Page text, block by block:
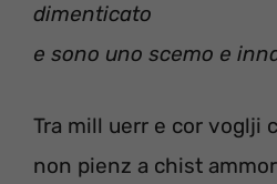
dimenticato
e sono uno scemo e
Tra mill uerr e cor voglji
non pienz a chist